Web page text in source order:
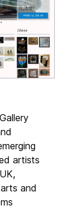
artists
and